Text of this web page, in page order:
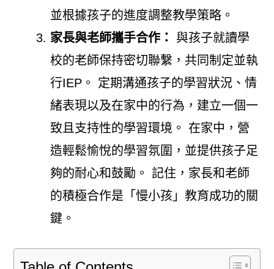
並根據孩子的進度調整教學策略。
家長與老師攜手合作：
與孩子就讀學
校的老師保持密切聯繫，共同制定並執
行IEP。 定期溝通孩子的學習狀況、情
緒表現以及在家中的行為，建立一個一
致且支持性的學習環境。 在家中，營
造輕鬆愉悅的學習氛圍，並提供孩子足
夠的耐心和鼓勵。 記住，家長和老師
的積極合作是「慢小孩」教育成功的關
鍵。